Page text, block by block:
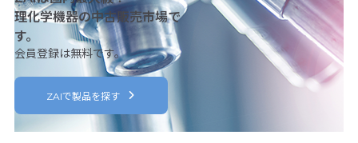
理化学機器の中古販売市場で
す。
会員登録は無料です。
ZAIで製品を探す